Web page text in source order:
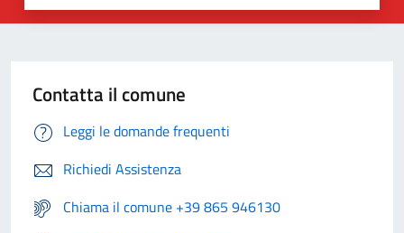
Contatta il comune
Leggi le domande frequenti
Richiedi Assistenza
Chiama il comune +39 865 946130